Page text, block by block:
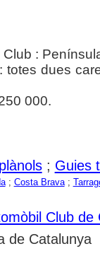
:
totes dues
000.
; Guies
; Costa Brava;
Club de
de Catalunya